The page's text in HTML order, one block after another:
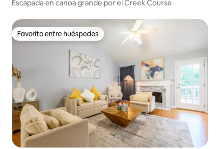
Escapada en canoa grande por el Creek Course
Favorito entre huéspedes
Favorito entre huéspedes